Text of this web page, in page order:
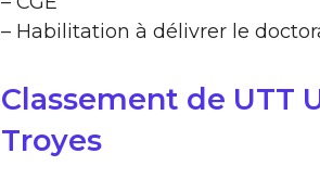
– Habilitation à délivrer le
Classement de UTT
Troyes